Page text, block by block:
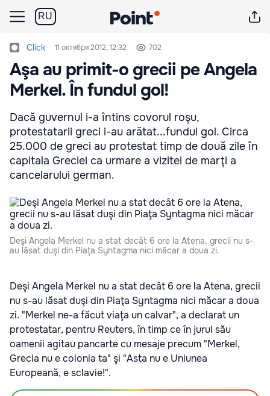
RU
Click 11 октября 2012, 12:32 702
Aşa au primit-o grecii pe Angela
Merkel. În fundul gol!
Dacă guvernul i-a întins covorul roşu,
protestatarii greci i-au arătat...fundul gol. Circa
25.000 de greci au protestat timp de două zile în
capitala Greciei ca urmare a vizitei de marţi a
cancelarului german.
Deşi Angela Merkel nu a stat decât 6 ore la Atena, grecii nu s-
au lăsat duşi din Piaţa Syntagma nici măcar a doua zi.
Deşi Angela Merkel nu a stat decât 6 ore la Atena, grecii
nu s-au lăsat duşi din Piaţa Syntagma nici măcar a doua
zi. "Merkel ne-a făcut viaţa un calvar", a declarat un
protestatar, pentru Reuters, în timp ce în jurul său
oamenii agitau pancarte cu mesaje precum "Merkel,
Grecia nu e colonia ta" şi "Asta nu e Uniunea
Europeană, e sclavie!".